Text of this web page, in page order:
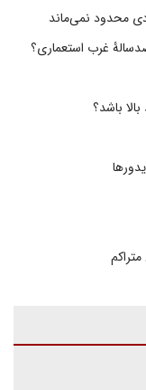
محدود نمی‌ماند
غرب استعماری؟
باشد؟